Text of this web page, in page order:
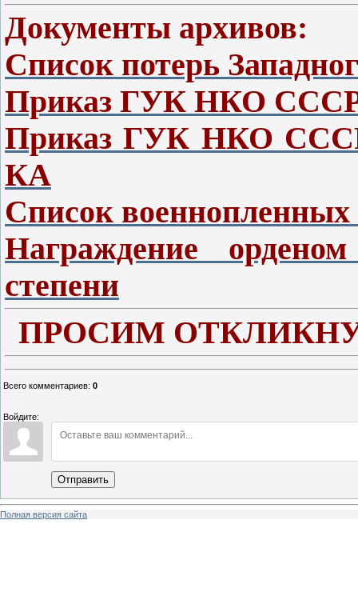
Документы архивов:
Список потерь
Приказ ГУК НКО СССР
Приказ ГУК НКО СССР
КА
Список
Награждение
степени
ПРОСИМ
Всего комментариев: 0
Войдите:
Отправить
Полная версия сайта